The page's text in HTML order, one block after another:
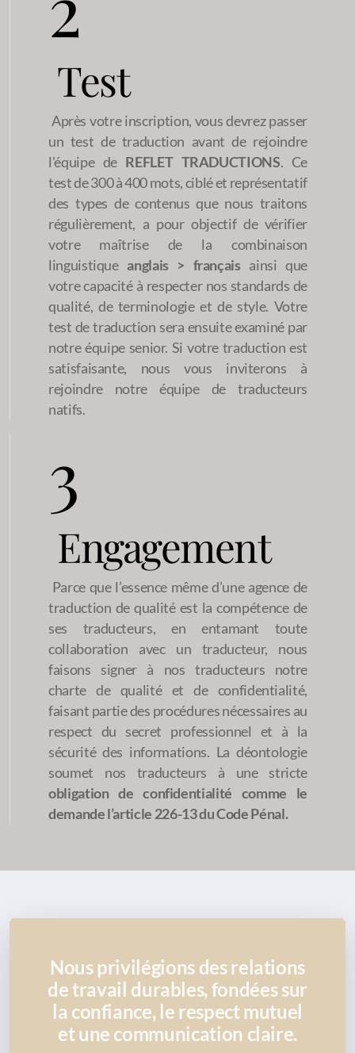
Test
Après votre inscription, vous devrez passer
un test de traduction avant de rejoindre
l'équipe de REFLET TRADUCTIONS. Ce
test de 300 à 400 mots, ciblé et représentatif
des types de contenus que nous traitons
régulièrement, a pour objectif de vérifier
votre maîtrise de la combinaison
linguistique anglais > français ainsi que
votre capacité à respecter nos standards de
qualité, de terminologie et de style. Votre
test de traduction sera ensuite examiné par
notre équipe senior. Si votre traduction est
satisfaisante, nous vous inviterons à
rejoindre notre équipe de traducteurs
natifs.
3
Engagement
Parce que l’essence même d’une agence de
traduction de qualité est la compétence de
ses traducteurs, en entamant toute
collaboration avec un traducteur, nous
faisons signer à nos traducteurs notre
charte de qualité et de confidentialité,
faisant partie des procédures nécessaires au
respect du secret professionnel et à la
sécurité des informations. La déontologie
soumet nos traducteurs à une stricte
obligation de confidentialité comme le
demande l’article 226-13 du Code Pénal.
Nous privilégions des relations
de travail durables, fondées sur
la confiance, le respect mutuel
et une communication claire.